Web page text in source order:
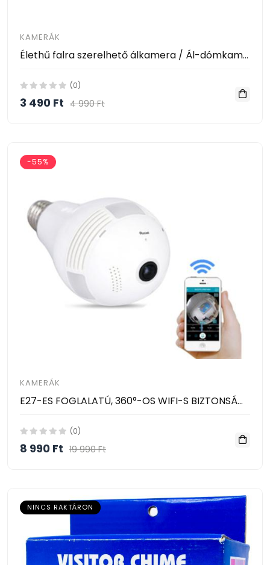
KAMERÁK
Élethű falra szerelhető álkamera / Ál-dómkamera villogó leddel
(0)
3 490 Ft 4 990 Ft
-55%
KAMERÁK
E27-ES FOGLALATÚ, 360°-OS WIFI-S BIZTONSÁGI PANORÁMA KAMERA
(0)
8 990 Ft 19 990 Ft
NINCS RAKTÁRON